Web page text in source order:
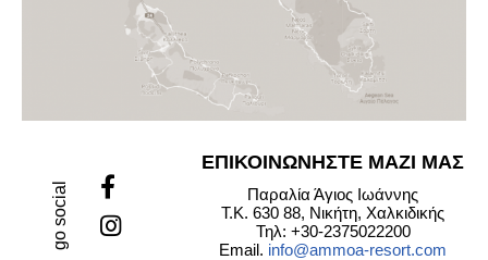
go social
ΕΠΙΚΟΙΝΩΝΗΣΤΕ ΜΑΖΙ ΜΑΣ
Παραλία Άγιος Ιωάννης
Τ.Κ. 630 88, Νικήτη, Χαλκιδικής
Τηλ: +30-2375022200
Email. info@ammoa-resort.com